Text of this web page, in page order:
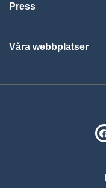
Press
Våra webbplatser